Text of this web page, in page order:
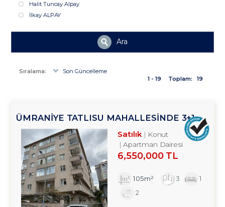
Halit Tuncay Alpay
İlkay ALPAY
Ara
Sıralama:
Son Güncelleme
1 - 19
Toplam: 19
ÜMRANİYE TATLISU MAHALLESİNDE 3+1
SATILIK DAİRE TROYKADAN
Satılık
Konut
Apartman Dairesi
6,550,000 TL
105m² 3
1
2